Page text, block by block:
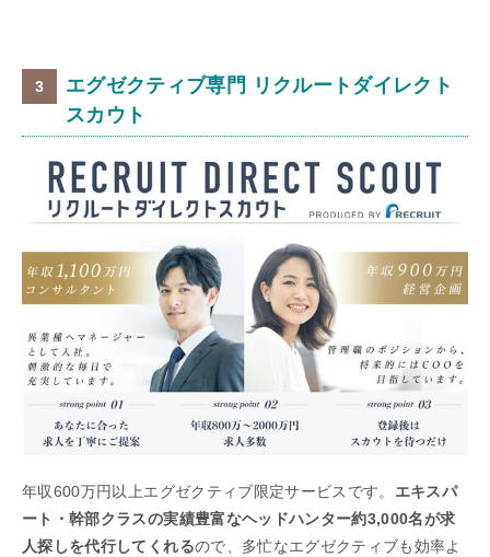
エグゼクティブ専門 リクルートダイレクト
スカウト
年収600万円以上エグゼクティブ限定サービスです。 エキスパ
ート・幹部クラスの実績豊富なヘッドハンター約3,000名が求
人探しを代行してくれるので、多忙なエグゼクティブも効率よ